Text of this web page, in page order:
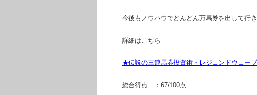
今後もノウハウでどんどん万馬券を出して行き
詳細はこちら
★伝説の三連馬券投資術・レジェンドウェー
総合得点 ：67/100点